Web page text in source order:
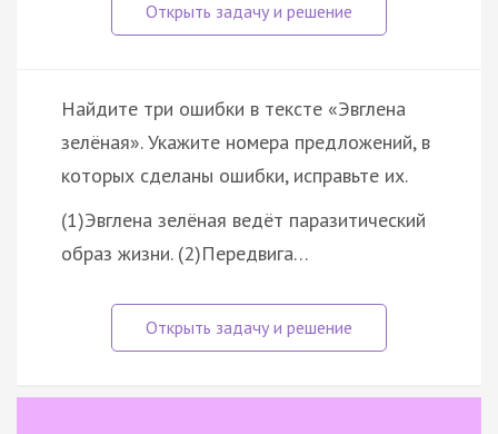
Найдите три ошибки в тексте «Эвглена
зелёная». Укажите номера предложений, в
которых сделаны ошибки, исправьте их.
(1)Эвглена зелёная ведёт паразитический
образ жизни. (2)Передвига…